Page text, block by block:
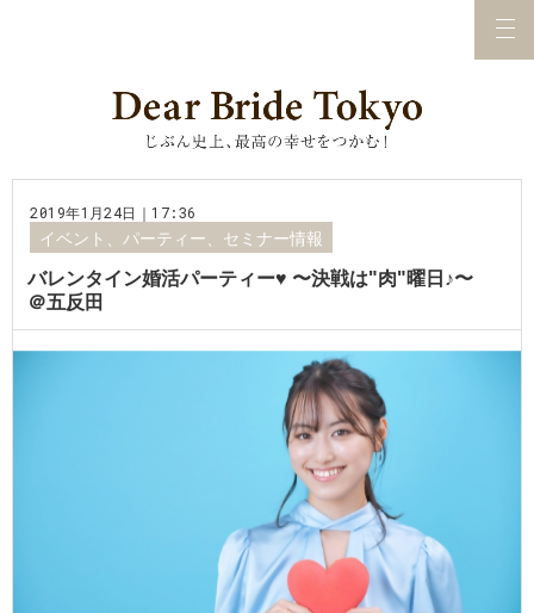
2019年1月24日｜17:36
イベント、パーティー、セミナー情報
バレンタイン婚活パーティー♥️ 〜決戦は"肉"曜日♪〜
＠五反田